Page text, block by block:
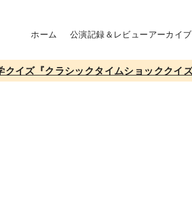
ホーム 公演記録＆レビューアーカイブ
クイズ『クラシックタイムショッククイ